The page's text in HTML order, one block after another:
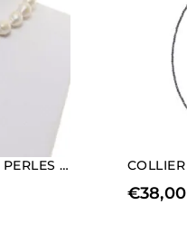
COLLIER COURT EN PERLES BAROQUES
€38,00